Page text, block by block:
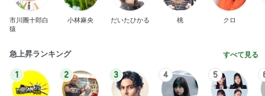
市川團十郎白
猿
小林麻央 だいたひかる 桃 クロ
急上昇ランキング すべて見る
1 2 3 4 5